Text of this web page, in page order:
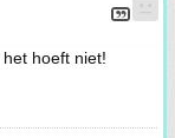
hoeft niet!